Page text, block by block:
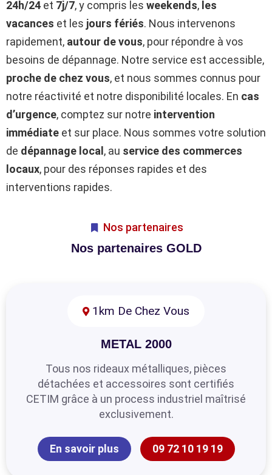
24h/24 et 7j/7, y compris les weekends, les
vacances et les jours fériés. Nous intervenons
rapidement, autour de vous, pour répondre à vos
besoins de dépannage. Notre service est accessible,
proche de chez vous, et nous sommes connus pour
notre réactivité et notre disponibilité locales. En cas
d’urgence, comptez sur notre intervention
immédiate et sur place. Nous sommes votre solution
de dépannage local , au service des commerces
locaux, pour des réponses rapides et des
interventions rapides.
Nos partenaires
Nos partenaires GOLD
1km De Chez Vous
METAL 2000
Tous nos rideaux métalliques, pièces
détachées et accessoires sont certifiés
CETIM grâce à un process industriel maîtrisé
exclusivement.
En savoir plus 09 72 10 19 19